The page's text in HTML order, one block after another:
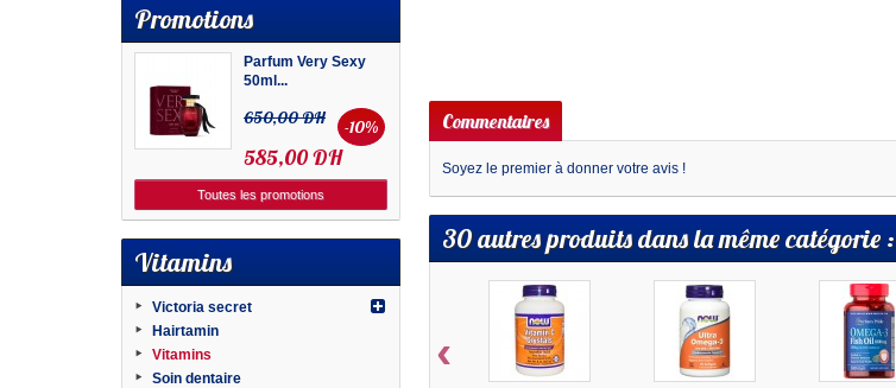
Promotions
Parfum Very Sexy
50ml...
650,00 DH -10%
585,00 DH
Toutes les promotions
Vitamins
Victoria secret
Hairtamin
Vitamins
Soin dentaire
Commentaires
Soyez le premier à donner votre avis !
30 autres produits dans la même catégorie :
‹